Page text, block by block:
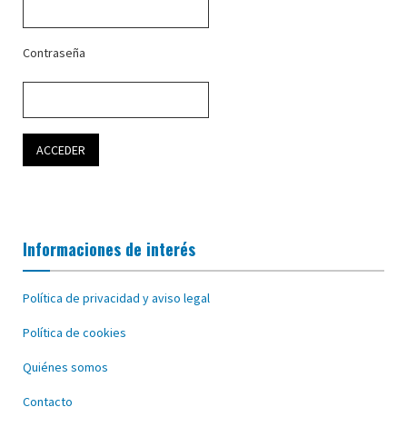
Contraseña
Informaciones de interés
Política de privacidad y aviso legal
Política de cookies
Quiénes somos
Contacto